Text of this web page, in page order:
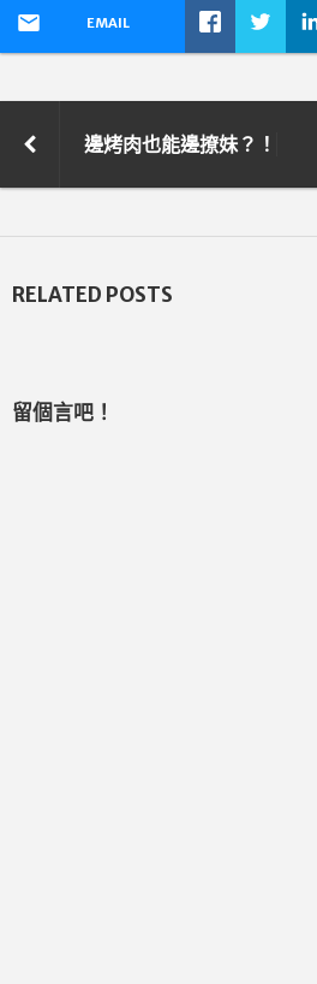
EMAIL
邊烤肉也能邊撩妹？！
RELATED POSTS
留個言吧！